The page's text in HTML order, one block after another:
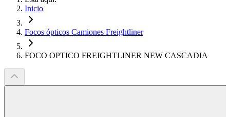
Inicio
Focos ópticos Camiones Freightliner
FOCO OPTICO FREIGHTLINER NEW CASCADIA